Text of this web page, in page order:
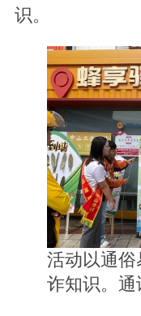
识。
活动以通俗
诈知识。通